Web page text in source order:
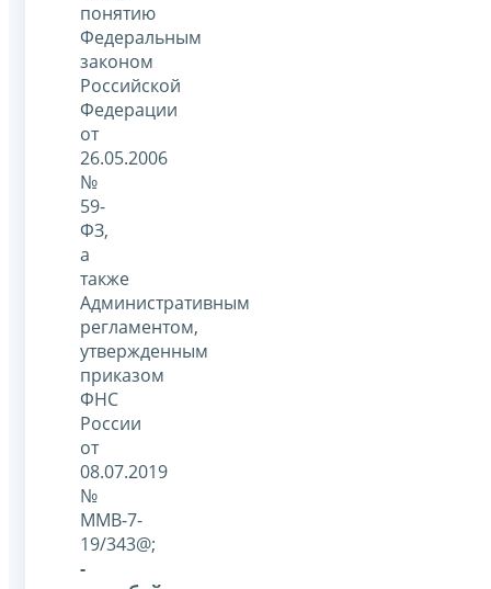
понятию
Федеральным
законом
Российской
Федерации
от
26.05.2006
№
59-
ФЗ,
а
также
Административным
регламентом,
утвержденным
приказом
ФНС
России
от
08.07.2019
№
ММВ-7-
19/343@;
-